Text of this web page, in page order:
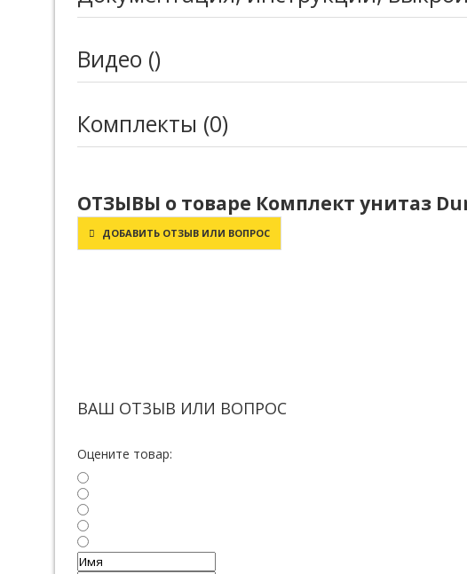
Видео ()
Комплекты (0)
ОТЗЫВЫ о товаре Комплект унитаз
ДОБАВИТЬ ОТЗЫВ ИЛИ ВОПРОС
ВАШ ОТЗЫВ ИЛИ ВОПРОС
Оцените товар: